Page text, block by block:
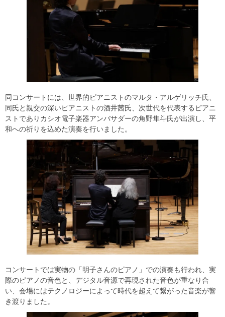
同コンサートには、世界的ピアニストのマルタ・アルゲリッチ氏、
同氏と親交の深いピアニストの酒井茜氏、次世代を代表するピアニ
ストでありカシオ電子楽器アンバサダーの角野隼斗氏が出演し、平
和への祈りを込めた演奏を行いました。
コンサートでは実物の「明子さんのピアノ」での演奏も行われ、実
際のピアノの音色と、デジタル音源で再現された音色が重なり合
い、会場にはテクノロジーによって時代を超えて繋がった音楽が響
き渡りました。